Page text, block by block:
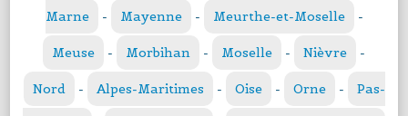
Marne - Mayenne - Meurthe-et-Moselle -
Meuse - Morbihan - Moselle - Nièvre -
Nord - Alpes-Maritimes - Oise - Orne - Pas-